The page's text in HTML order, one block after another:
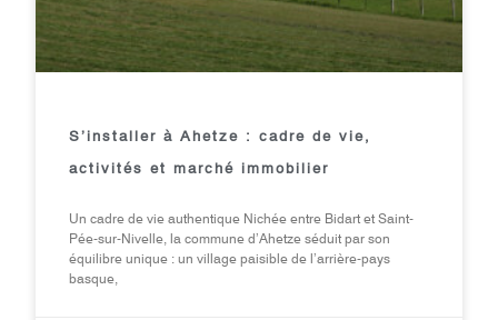
S’installer à Ahetze : cadre de vie,
activités et marché immobilier
Un cadre de vie authentique Nichée entre Bidart et Saint-
Pée-sur-Nivelle, la commune d’Ahetze séduit par son
équilibre unique : un village paisible de l’arrière-pays
basque,